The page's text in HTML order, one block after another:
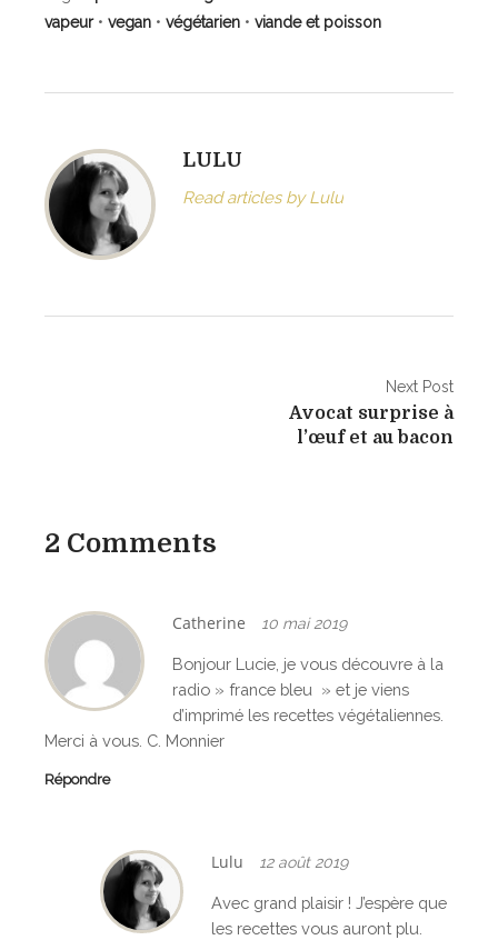
vapeur• vegan • végétarien • viande et poisson
LULU
Read articles by Lulu
g
t
i
o
n
d
Next Post
Avocat surprise à
l’œuf et au bacon
2 Comments
Catherine 10 mai 2019
Bonjour Lucie, je vous découvre à la
radio » france bleu » et je viens
d’imprimé les recettes végétaliennes.
Merci à vous. C. Monnier
Répondre
Lulu 12 août 2019
Avec grand plaisir ! J’espère que
les recettes vous auront plu.